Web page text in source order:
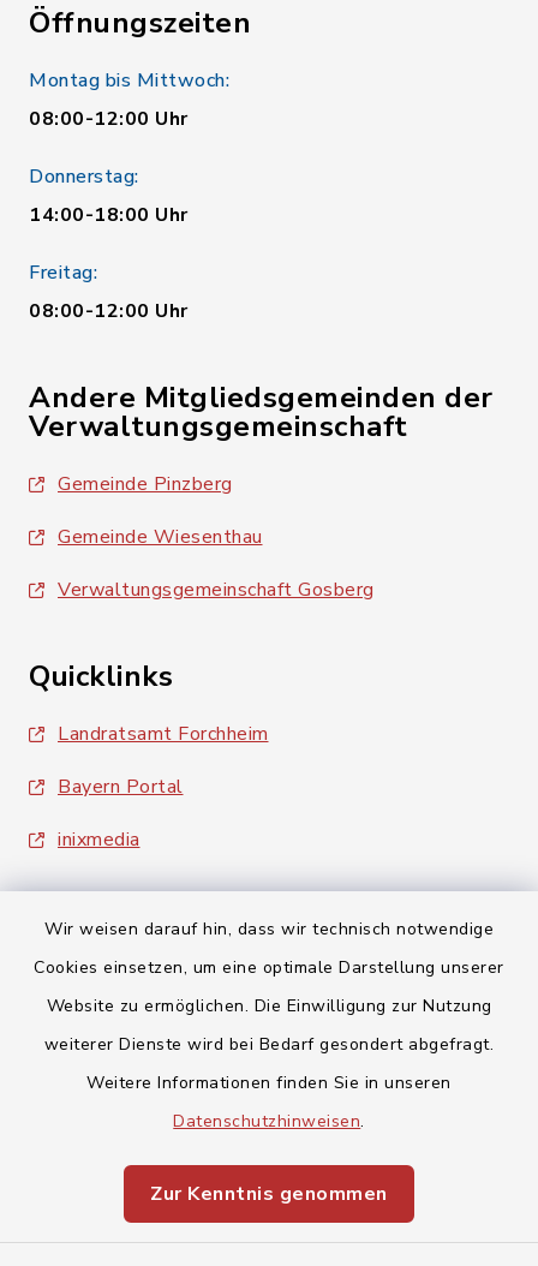
Wir weisen darauf hin, dass wir technisch notwendige
Cookies einsetzen, um eine optimale Darstellung unserer
Website zu ermöglichen. Die Einwilligung zur Nutzung
weiterer Dienste wird bei Bedarf gesondert abgefragt.
Weitere Informationen finden Sie in unseren
Datenschutzhinweisen.
Zur Kenntnis genommen
Öffnungszeiten
Montag bis Mittwoch:
08:00-12:00 Uhr
Donnerstag:
14:00-18:00 Uhr
Freitag:
08:00-12:00 Uhr
Andere Mitgliedsgemeinden der
Verwaltungsgemeinschaft
Gemeinde Pinzberg
Gemeinde Wiesenthau
Verwaltungsgemeinschaft Gosberg
Quicklinks
Landratsamt Forchheim
Bayern Portal
inixmedia
Kontakt
Barrierefreiheit
Impressum